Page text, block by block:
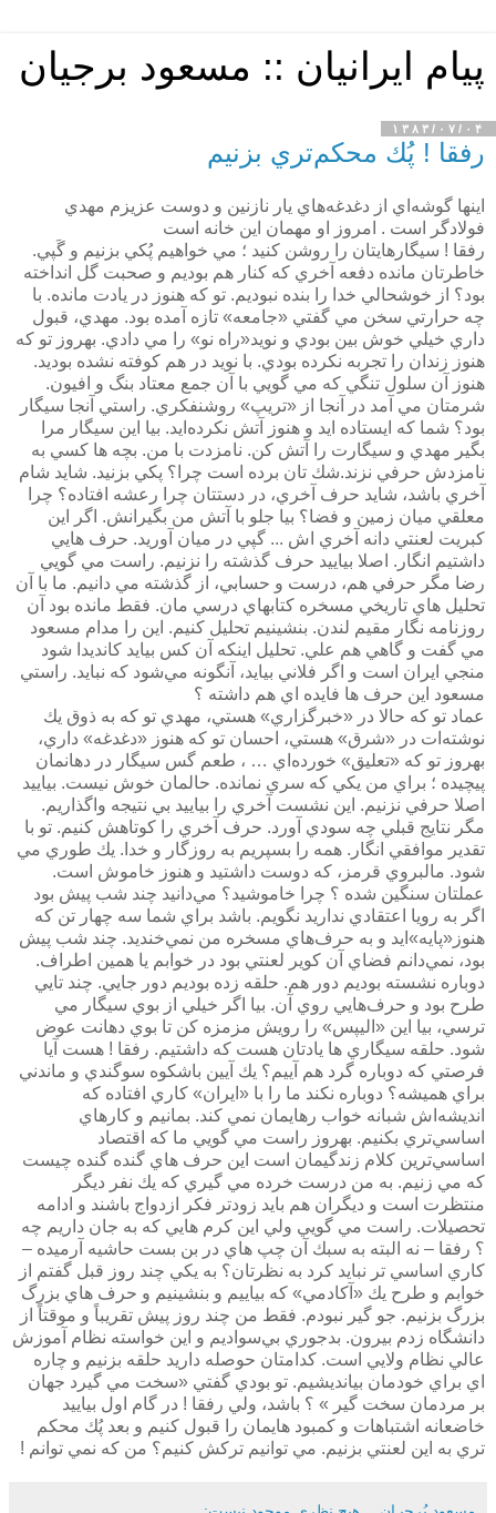
پیام ایرانیان :: مسعود برجیان
۱۳۸۳/۰۷/۰۴
رفقا ! پُك محكم‌تري بزنيم
اينها گوشه‌اي از دغدغه‌هاي يار نازنين و دوست عزيزم مهدي
فولادگر است . امروز او مهمان اين خانه است
رفقا ! سيگارهايتان را روشن كنيد ؛ مي خواهيم پُكي بزنيم و گَپي.
خاطرتان مانده دفعه آخري كه كنار هم بوديم و صحبت گل انداخته
بود؟ از خوشحالي خدا را بنده نبوديم. تو كه هنوز در يادت مانده. با
چه حرارتي سخن مي گفتي «جامعه» تازه آمده بود. مهدي، قبول
داري خيلي خوش بين بودي و نويد«راه نو» را مي دادي. بهروز تو كه
هنوز زندان را تجربه نكرده بودي. با نويد در هم كوفته نشده بوديد.
هنوز آن سلول تنگي كه مي گويي با آن جمع معتاد بنگ و افيون.
شرمتان مي آمد در آنجا از «تريپ‌» روشنفكري. راستي آنجا سيگار
بود؟ شما كه ايستاده ايد و هنوز آتش نكرده‌ايد. بيا اين سيگار مرا
بگير مهدي و سيگارت را آتش كن. نامزدت با من. بچه ها كسي به
نامزدش حرفي نزند.شك تان برده است چرا؟ پكي بزنيد. شايد شام
آخري باشد، شايد حرف آخري، در دستتان چرا رعشه افتاده؟ چرا
معلقي ميان زمين و فضا؟ بيا جلو با آتش من بگيرانش. اگر اين
كبريت لعنتي دانه آخري اش ... گپي در ميان آوريد. حرف هايي
داشتيم انگار. اصلا بياييد حرف گذشته را نزنيم. راست مي گويي
رضا مگر حرفي هم، درست و حسابي، از گذشته مي دانيم. ما با آن
تحليل هاي تاريخي مسخره كتابهاي درسي مان. فقط مانده بود آن
روزنامه نگار مقيم لندن. بنشينيم تحليل كنيم. اين را مدام مسعود
مي گفت و گاهي هم علي. تحليل اينكه آن كس بيايد كانديدا شود
منجي ايران است و اگر فلاني بيايد، آنگونه مي‌شود كه نبايد. راستي
مسعود اين حرف ها فايده اي هم داشته ؟
عماد تو كه حالا در «خبرگزاري» هستي، مهدي تو كه به ذوق يك
نوشته‌ات در «شرق» هستي، احسان تو كه هنوز «دغدغه» داري،
بهروز تو كه «تعليق» خورده‌اي … ، طعم گس سيگار در دهانمان
پيچيده ؛ براي من يكي كه سري نمانده. حالمان خوش نيست. بياييد
اصلا حرفي نزنيم. اين نشست آخري را بياييد بي نتيجه واگذاريم.
مگر نتايج قبلي چه سودي آورد. حرف آخري را كوتاهش كنيم. تو با
تقدير موافقي انگار. همه را بسپريم به روزگار و خدا. يك طوري مي
شود. مالبروي قرمز، كه دوست داشتيد و هنوز خاموش است.
عملتان سنگين شده ؟ چرا خاموشيد؟ مي‌دانيد چند شب پيش بود
اگر به رويا اعتقادي نداريد نگويم. باشد براي شما سه چهار تن كه
هنوز«پايه»ايد و به حرف‌هاي مسخره من نمي‌خنديد. چند شب پيش
بود، نمي‌دانم فضاي آن كوير لعنتي بود در خوابم يا همين اطراف.
دوباره نشسته بوديم دور هم. حلقه زده بوديم دور جايي. چند تايي
طرح بود و حرف‌هايي روي آن. بيا اگر خيلي از بوي سيگار مي
ترسي، بيا اين «اليپس» را رويش مزمزه كن تا بوي دهانت عوض
شود. حلقه سيگاري ها يادتان هست كه داشتيم. رفقا ! هست آيا
فرصتي كه دوباره گرد هم آييم؟ يك آيين باشكوه سوگندي و ماندني
براي هميشه؟ دوباره نكند ما را با «ايران» كاري افتاده كه
انديشه‌اش شبانه خواب رهايمان نمي كند. بمانيم و كارهاي
اساسي‌تري بكنيم. بهروز راست مي گويي ما كه اقتصاد
اساسي‌ترين كلام زندگيمان است اين حرف هاي گنده گنده چيست
كه مي زنيم. به من درست خرده مي گيري كه يك نفر ديگر
منتظرت است و ديگران هم بايد زودتر فكر ازدواج باشند و ادامه
تحصيلات. راست مي گويي ولي اين كرم هايي كه به جان داريم چه
؟ رفقا – نه البته به سبك آن چپ هاي در بن بست حاشيه آرميده –
كاري اساسي تر نبايد كرد به نظرتان؟ به يكي چند روز قبل گفتم از
خوابم و طرح يك «آكادمي» كه بياييم و بنشينيم و حرف هاي بزرگ
بزرگ بزنيم. جو گير نبودم. فقط من چند روز پيش تقريباً و موقتاً از
دانشگاه زدم بيرون. بدجوري بي‌سواديم و اين خواسته نظام آموزش
عالي نظام ولايي است. كدامتان حوصله داريد حلقه بزنيم و چاره
اي براي خودمان بيانديشيم. تو بودي گفتي «سخت مي گيرد جهان
بر مردمان سخت گير » ؟ باشد، ولي رفقا ! در گام اول بياييد
خاضعانه اشتباهات و كمبود هايمان را قبول كنيم و بعد پُك محكم
تري به اين لعنتي بزنيم. مي توانيم تركش كنيم؟ من كه نمي توانم !